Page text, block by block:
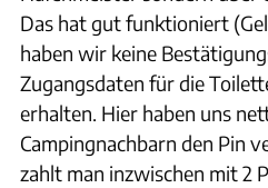
Das hat gut funktioniert
haben wir keine
Zugangsdaten für die
erhalten. Hier haben uns
Campingnachbarn den Pin
zahlt man inzwischen mit 2